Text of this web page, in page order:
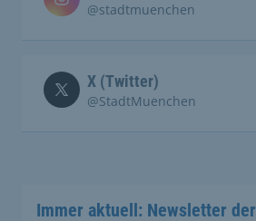
@stadtmuenchen
X (Twitter)
@StadtMuenchen
Immer aktuell: Newsletter der